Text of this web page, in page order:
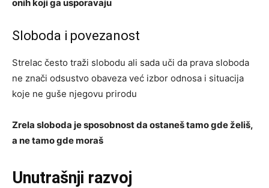
onih koji ga usporavaju
Sloboda i povezanost
Strelac često traži slobodu ali sada uči da prava sloboda
ne znači odsustvo obaveza već izbor odnosa i situacija
koje ne guše njegovu prirodu
Zrela sloboda je sposobnost da ostaneš tamo gde želiš,
a ne tamo gde moraš
Unutrašnji razvoj